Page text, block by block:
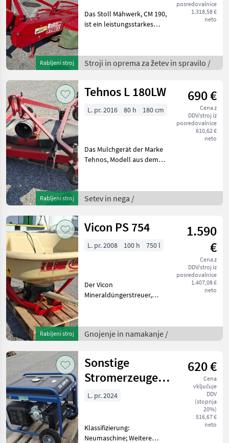
Rabljeni stroj
posredovalnice
1.318,58 €
neto
Das Stoll Mähwerk, CM 190,
ist ein leistungsstarkes
geeignet ist. Zu den
herausragenden
Stroji in oprema za žetev in spravilo /
Rabljeni stroj
Tehnos L 180LW 690 €
Cena z
DDV/stroj iz
posredovalnice
610,62 €
neto
L. pr. 2016 80 h 180 cm
Das Mulchgerät der Marke
Tehnos, Modell aus dem
effizientes Gerät für
landwirtschaftliche
Setev in nega /
Rabljeni stroj
Vicon PS 754
1.590
€
Cena z
DDV/stroj iz
posredovalnice
1.407,08 €
neto
L. pr. 2008 100 h 750 l
Der Vicon
Mineraldüngerstreuer,
leistungsstarkes Gerät für
die effiziente Ausbringung
Gnojenje in namakanje /
Sonstige
Stromerzeuger
Endress
620 €
Cena
vključuje
DDV
(stopnja
20%)
516,67 €
neto
L. pr. 2024
Klassifizierung:
Neumaschine; Weitere